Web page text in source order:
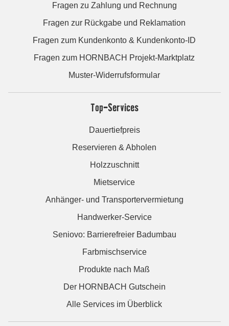
Fragen zu Zahlung und Rechnung
Fragen zur Rückgabe und Reklamation
Fragen zum Kundenkonto & Kundenkonto-ID
Fragen zum HORNBACH Projekt-Marktplatz
Muster-Widerrufsformular
Top-Services
Dauertiefpreis
Reservieren & Abholen
Holzzuschnitt
Mietservice
Anhänger- und Transportervermietung
Handwerker-Service
Seniovo: Barrierefreier Badumbau
Farbmischservice
Produkte nach Maß
Der HORNBACH Gutschein
Alle Services im Überblick